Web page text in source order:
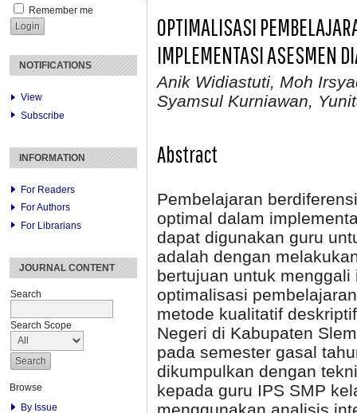
Remember me
NOTIFICATIONS
View
Subscribe
INFORMATION
For Readers
For Authors
For Librarians
JOURNAL CONTENT
Search
Search Scope
Browse
By Issue
OPTIMALISASI
IMPLEMENTASI ASESMEN
Anik Widiastuti, Moh
Syamsul Kurniawan,
Abstract
Pembelajaran
optimal dalam
dapat digunakan guru
adalah dengan
bertujuan untuk
optimalisasi
metode kualitatif
Negeri di Kabupaten
pada semester gasal
dikumpulkan dengan
kepada guru IPS SMP